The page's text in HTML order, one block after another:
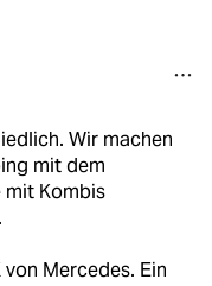
Wir machen
mit dem
mit Kombis
Mercedes. Ein